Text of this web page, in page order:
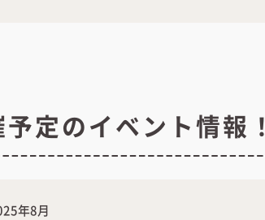
定のイベント情報！
年8月